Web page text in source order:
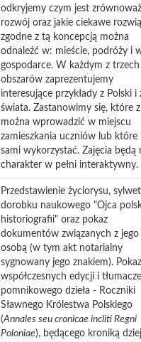
odkryjemy czym jest
rozwój oraz jakie ciekawe
zgodne z tą koncepcją można
odnaleźć w: mieście, podróży i
gospodarce. W każdym z trzech
obszarów zaprezentujemy
interesujące przykłady z Polski i
świata. Zastanowimy się, które
można wprowadzić w miejscu
zamieszkania uczniów lub które
sami wykorzystać. Zajęcia będą
charakter w pełni interaktywny.
Przedstawienie życiorysu,
dorobku naukowego "Ojca
historiografii" oraz pokaz
dokumentów związanych z jego
osobą (w tym akt notarialny
sygnowany jego znakiem).
współczesnych edycji i
pomnikowego dzieła - Roczniki
Sławnego Królestwa Polskiego
(Annales seu cronicae incliti Regni
Poloniae), będącego kroniką